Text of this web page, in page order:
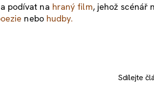
podívat na hraný film, jehož scénář
nebo hudby.
Sdílejte